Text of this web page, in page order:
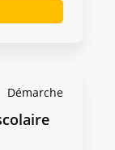
Démarche